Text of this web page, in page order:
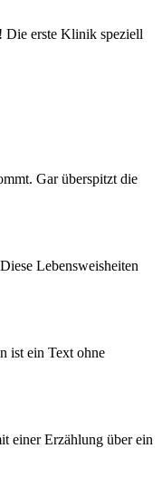
erste Klinik speziell
Gar überspitzt die
Lebensweisheiten
ist ein Text ohne
einer Erzählung über ein